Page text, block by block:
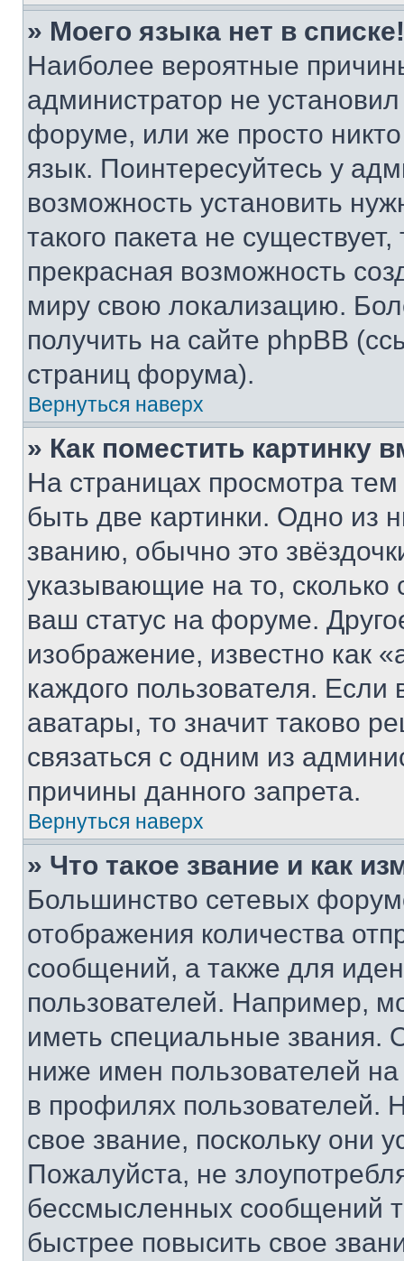
» Моего языка нет в списке!
Наиболее вероятные
администратор не
форуме, или же просто
язык. Поинтересуйтесь у
возможность установить
такого пакета не
прекрасная возможность
миру свою локализацию.
получить на сайте phpBB
страниц форума).
Вернуться наверх
» Как поместить картинку
На страницах просмотра
быть две картинки. Одно из
званию, обычно это
указывающие на то,
ваш статус на форуме.
изображение, известно как
каждого пользователя.
аватары, то значит таково
связаться с одним из
причины данного запрета.
Вернуться наверх
» Что такое звание и как
Большинство сетевых
отображения количества
сообщений, а также для
пользователей. Например,
иметь специальные звания.
ниже имен пользователей
в профилях
свое звание, поскольку они
Пожалуйста, не
бессмысленных сообщений
быстрее повысить свое